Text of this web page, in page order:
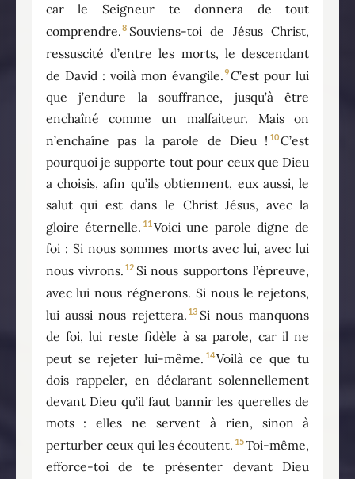
car le Seigneur te donnera de tout
comprendre.8 Souviens-toi de Jésus Christ,
ressuscité d’entre les morts, le descendant
de David : voilà mon évangile.9C’est pour lui
que j’endure la souffrance, jusqu’à être
enchaîné comme un malfaiteur. Mais on
n’enchaîne pas la parole de Dieu ! 10C’est
pourquoi je supporte tout pour ceux que Dieu
a choisis, afin qu’ils obtiennent, eux aussi, le
salut qui est dans le Christ Jésus, avec la
gloire éternelle. 11 Voici une parole digne de
foi : Si nous sommes morts avec lui, avec lui
nous vivrons. 12 Si nous supportons l’épreuve,
avec lui nous régnerons. Si nous le rejetons,
lui aussi nous rejettera. 13 Si nous manquons
de foi, lui reste fidèle à sa parole, car il ne
peut se rejeter lui-même. 14Voilà ce que tu
dois rappeler, en déclarant solennellement
devant Dieu qu’il faut bannir les querelles de
mots : elles ne servent à rien, sinon à
perturber ceux qui les écoutent. 15Toi-même,
efforce-toi de te présenter devant Dieu